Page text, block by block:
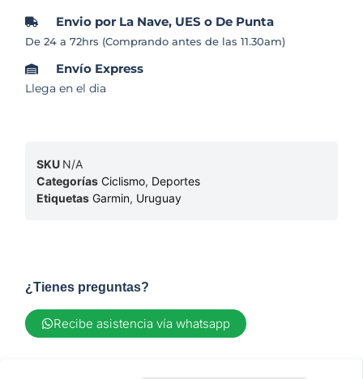
Envio por La Nave, UES o De Punta
De 24 a 72hrs (Comprando antes de las 11.30am)
Envío Express
Llega en el dia
SKU N/A
Categorías Ciclismo, Deportes
Etiquetas Garmin, Uruguay
¿Tienes preguntas?
Recibe asistencia vía whatsapp